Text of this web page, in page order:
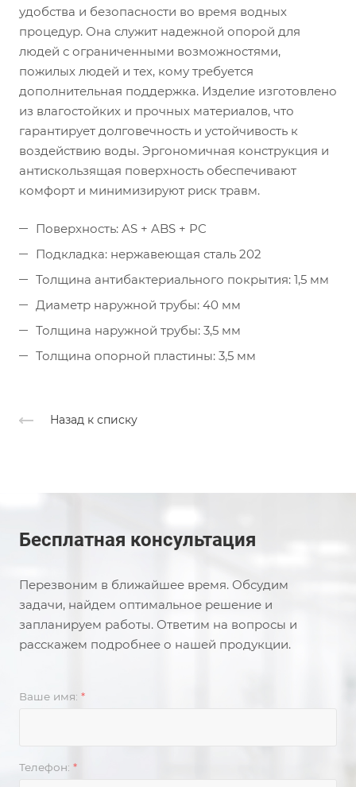
удобства и безопасности во время водных
процедур. Она служит надежной опорой для
людей с ограниченными возможностями,
пожилых людей и тех, кому требуется
дополнительная поддержка. Изделие изготовлено
из влагостойких и прочных материалов, что
гарантирует долговечность и устойчивость к
воздействию воды. Эргономичная конструкция и
антискользящая поверхность обеспечивают
комфорт и минимизируют риск травм.
Поверхность: AS + ABS + PC
Подкладка: нержавеющая сталь 202
Толщина антибактериального покрытия: 1,5 мм
Диаметр наружной трубы: 40 мм
Толщина наружной трубы: 3,5 мм
Толщина опорной пластины: 3,5 мм
Назад к списку
Бесплатная консультация
Перезвоним в ближайшее время. Обсудим
задачи, найдем оптимальное решение и
запланируем работы. Ответим на вопросы и
расскажем подробнее о нашей продукции.
Ваше имя: *
Телефон: *